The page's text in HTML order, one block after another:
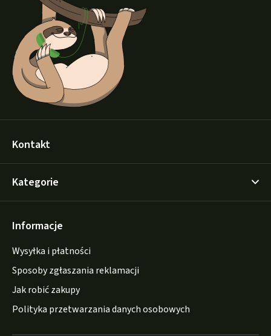
Kontakt
Kategorie
Informacje
Wysyłka i płatności
Sposoby zgłaszania reklamacji
Jak robić zakupy
Polityka przetwarzania danych osobowych